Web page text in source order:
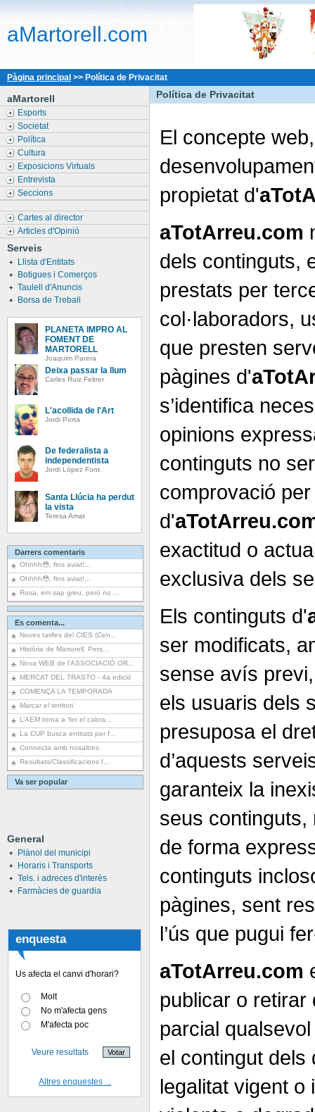
aMartorell.com
Pàgina principal >> Política de Privacitat
aMartorell
Esports
Societat
Política
Cultura
Exposicions Virtuals
Entrevista
Seccions
Cartes al director
Articles d'Opinió
Serveis
Llista d'Entitats
Botigues i Comerços
Taulell d'Anuncis
Borsa de Treball
PLANETA IMPRO AL
FOMENT DE
MARTORELL
Joaquim Parera
Deixa passar la llum
Carles Ruiz Feltrer
L'acollida de l'Art
Jordi Porta
De federalista a
independentista
Jordi López Font
Santa Llúcia ha perdut
la vista
Teresa Amat
Darrers comentaris
Ohhhh😳, fins aviat!...
Ohhhh😳, fins aviat!...
Rosa, em sap greu, però no ...
Es comenta...
Noves tarifes del CIES (Cen...
Història de Martorell. Pers...
Nova WEB de l'ASSOCIACIÓ OR...
MERCAT DEL TRASTO - 4a edició
COMENÇA LA TEMPORADA
Marcar el territori
L’AEM torna a ‘fer el cabra...
La CUP busca entitats per f...
Connecta amb nosaltres
Resultats/Classificacions I...
Va ser popular
General
Plànol del municipi
Horaris i Transports
Tels. i adreces d'interès
Farmàcies de guardia
enquesta
Us afecta el canvi d'horari?
Molt
No m'afecta gens
M'afecta poc
Veure resultats
Altres enquestes ...
Política de Privacitat
El concepte
propietat d'
aTotArreu.com
dels continguts,
prestats per
col·laboradors,
que presten
pàgines d'
s’identifica
opinions
continguts no
comprovació
d'
exactitud o
exclusiva dels
Els continguts d'
ser modificats,
sense avís
els usuaris dels
presuposa el
d’aquests
garanteix la
seus continguts,
de forma
continguts
pàgines, sent
l’ús que pugui
aTotArreu.com
publicar o retirar
parcial
el contingut dels
legalitat vigent o